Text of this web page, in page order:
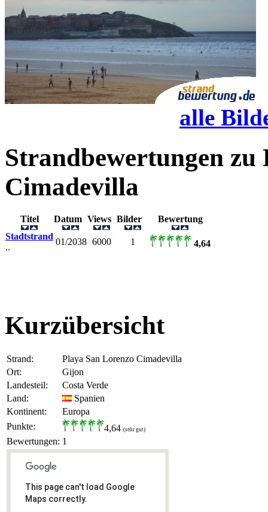
alle
Strandbewertungen zu
Cimadevilla
Titel Datum Views Bilder
Bewertung
Stadtstrand
..
01/2038 6000 1 4,64
Kurzübersicht
Strand:
Playa San Lorenzo Cimadevilla
Ort:
Gijon
Landesteil:
Costa Verde
Land:
Spanien
Kontinent:
Europa
Punkte:
4,64 (sehr gut)
Bewertungen: 1
This page can't load Google
Maps correctly.